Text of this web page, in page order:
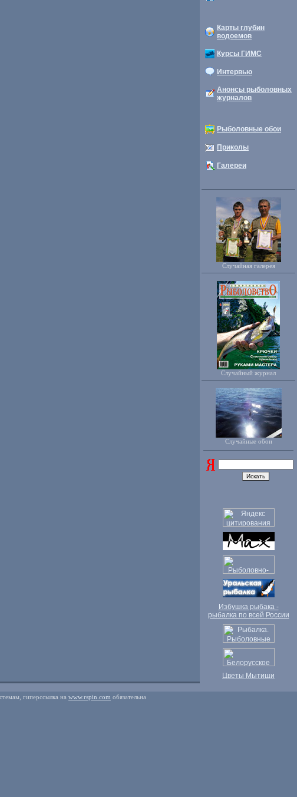
Карты глубин
водоемов
Курсы ГИМС
Интервью
Анонсы рыболовных
журналов
Рыболовные обои
Приколы
Галереи
Случайная галерея
Случайный журнал
Случайные обои
Избушка рыбака -
рыбалка по всей России
Цветы Мытищи
гиперссылка на www.rspin.com обязательна